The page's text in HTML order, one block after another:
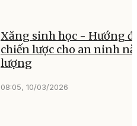
Xăng sinh học - Hướng đi
chiến lược cho an ninh
lượng
08:05, 10/03/2026